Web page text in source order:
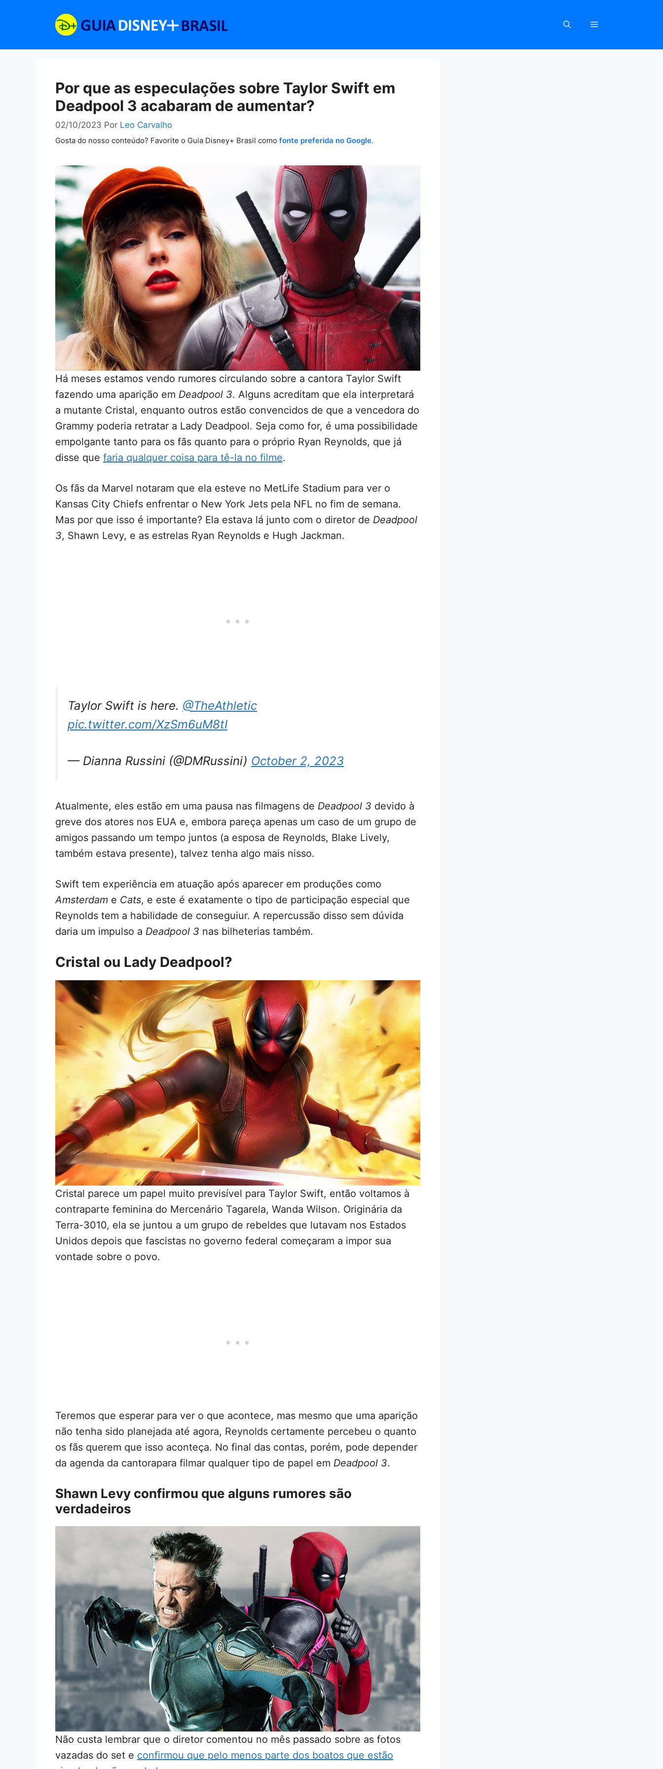
Por que as especulações sobre Taylor Swift em
Deadpool 3 acabaram de aumentar?
02/10/2023 Por Leo Carvalho
Gosta do nosso conteúdo? Favorite o Guia Disney+ Brasil como fonte preferida no Google.
Há meses estamos vendo rumores circulando sobre a cantora Taylor Swift
fazendo uma aparição em Deadpool 3. Alguns acreditam que ela interpretará
a mutante Cristal, enquanto outros estão convencidos de que a vencedora do
Grammy poderia retratar a Lady Deadpool. Seja como for, é uma possibilidade
empolgante tanto para os fãs quanto para o próprio Ryan Reynolds, que já
disse que faria qualquer coisa para tê-la no filme.
Os fãs da Marvel notaram que ela esteve no MetLife Stadium para ver o
Kansas City Chiefs enfrentar o New York Jets pela NFL no fim de semana.
Mas por que isso é importante? Ela estava lá junto com o diretor de Deadpool
3, Shawn Levy, e as estrelas Ryan Reynolds e Hugh Jackman.
Taylor Swift is here. @TheAthletic
pic.twitter.com/XzSm6uM8tI
— Dianna Russini (@DMRussini) October 2, 2023
Atualmente, eles estão em uma pausa nas filmagens de Deadpool 3 devido à
greve dos atores nos EUA e, embora pareça apenas um caso de um grupo de
amigos passando um tempo juntos (a esposa de Reynolds, Blake Lively,
também estava presente), talvez tenha algo mais nisso.
Swift tem experiência em atuação após aparecer em produções como
Amsterdam e Cats, e este é exatamente o tipo de participação especial que
Reynolds tem a habilidade de conseguiur. A repercussão disso sem dúvida
daria um impulso a Deadpool 3 nas bilheterias também.
Cristal ou Lady Deadpool?
Cristal parece um papel muito previsível para Taylor Swift, então voltamos à
contraparte feminina do Mercenário Tagarela, Wanda Wilson. Originária da
Terra-3010, ela se juntou a um grupo de rebeldes que lutavam nos Estados
Unidos depois que fascistas no governo federal começaram a impor sua
vontade sobre o povo.
Teremos que esperar para ver o que acontece, mas mesmo que uma aparição
não tenha sido planejada até agora, Reynolds certamente percebeu o quanto
os fãs querem que isso aconteça. No final das contas, porém, pode depender
da agenda da cantorapara filmar qualquer tipo de papel em Deadpool 3.
Shawn Levy confirmou que alguns rumores são
verdadeiros
Não custa lembrar que o diretor comentou no mês passado sobre as fotos
vazadas do set e confirmou que pelo menos parte dos boatos que estão